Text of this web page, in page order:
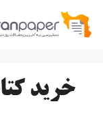
پرش
خرید